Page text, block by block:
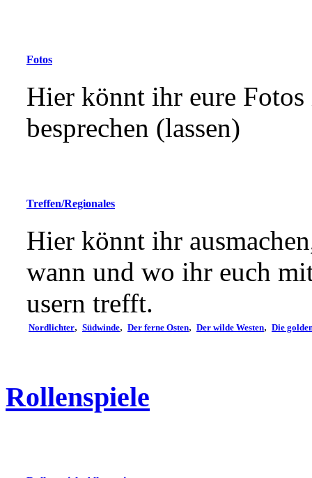
Fotos
Hier könnt ihr eure
besprechen (lassen)
Treffen/Regionales
Hier könnt ihr
wann und wo ihr euch
usern trefft.
Nordlichter, Südwinde, Der ferne Osten, Der wilde Westen, Die
Rollenspiele